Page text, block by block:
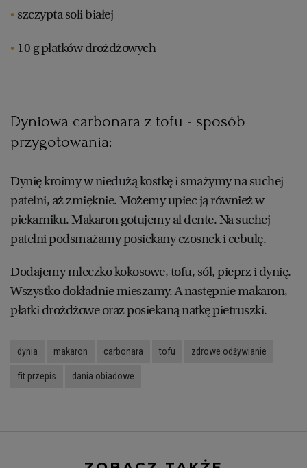
szczypta soli białej
10 g płatków drożdżowych
Dyniowa carbonara z tofu - sposób
przygotowania:
Dynię kroimy w niedużą kostkę i smażymy na suchej
patelni, aż zmięknie. Możemy upiec ją również w
piekarniku. Makaron gotujemy al dente. Na suchej
patelni podsmażamy posiekany czosnek i cebulę.
Dodajemy mleczko kokosowe, tofu, sól, pieprz i dynię.
Wszystko dokładnie mieszamy. A następnie makaron,
płatki drożdżowe oraz posiekaną natkę pietruszki.
dynia makaron carbonara tofu zdrowe odżywianie
fit przepis dania obiadowe